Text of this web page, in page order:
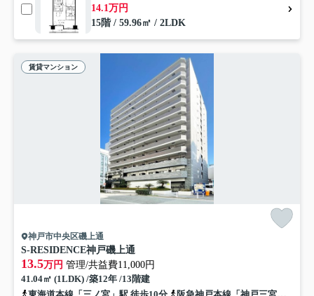
14.1万円
15階 / 59.96㎡ / 2LDK
賃貸マンション
神戸市中央区磯上通
S-RESIDENCE神戸磯上通
13.5万円 管理/共益費11,000円
41.04㎡ (1LDK) /築12年 /13階建